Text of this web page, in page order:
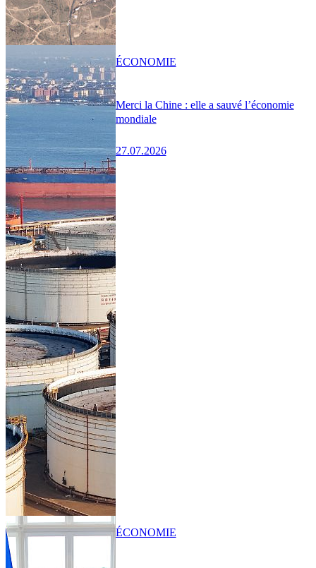
Merci la Chine : elle a sauvé l’économie
mondiale
27.07.2026
ÉCONOMIE
ÉCONOMIE